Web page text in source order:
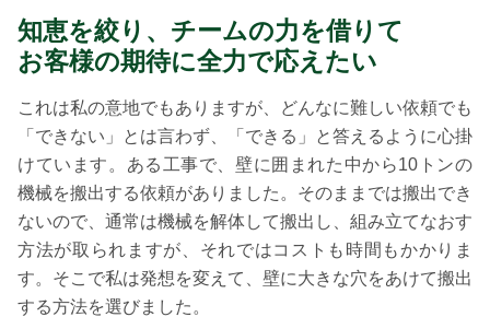
知恵を絞り、チームの力を借りて
お客様の期待に全力で応えたい
これは私の意地でもありますが、どんなに難しい依頼でも
「できない」とは言わず、「できる」と答えるように心掛
けています。ある工事で、壁に囲まれた中から10トンの
機械を搬出する依頼がありました。そのままでは搬出でき
ないので、通常は機械を解体して搬出し、組み立てなおす
方法が取られますが、それではコストも時間もかかりま
す。そこで私は発想を変えて、壁に大きな穴をあけて搬出
する方法を選びました。